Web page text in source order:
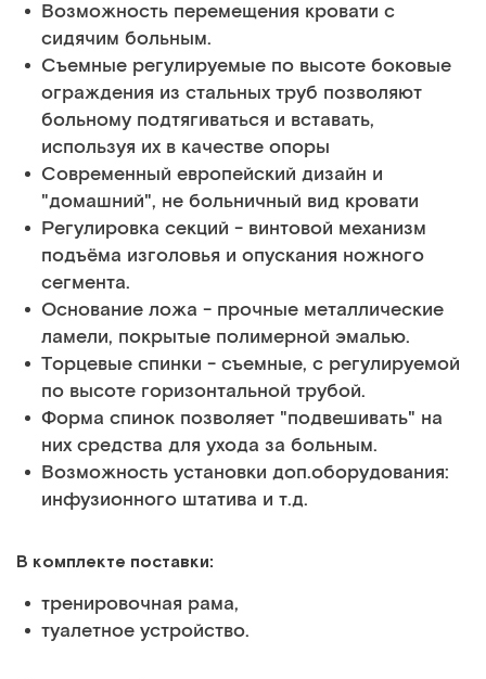
Возможность перемещения кровати с
сидячим больным.
Съемные регулируемые по высоте боковые
ограждения из стальных труб позволяют
больному подтягиваться и вставать,
используя их в качестве опоры
Современный европейский дизайн и
"домашний", не больничный вид кровати
Регулировка секций - винтовой механизм
подъёма изголовья и опускания ножного
сегмента.
Основание ложа - прочные металлические
ламели, покрытые полимерной эмалью.
Торцевые спинки - съемные, с регулируемой
по высоте горизонтальной трубой.
Форма спинок позволяет "подвешивать" на
них средства для ухода за больным.
Возможность установки доп.оборудования:
инфузионного штатива и т.д.
В комплекте поставки:
тренировочная рама,
туалетное устройство.